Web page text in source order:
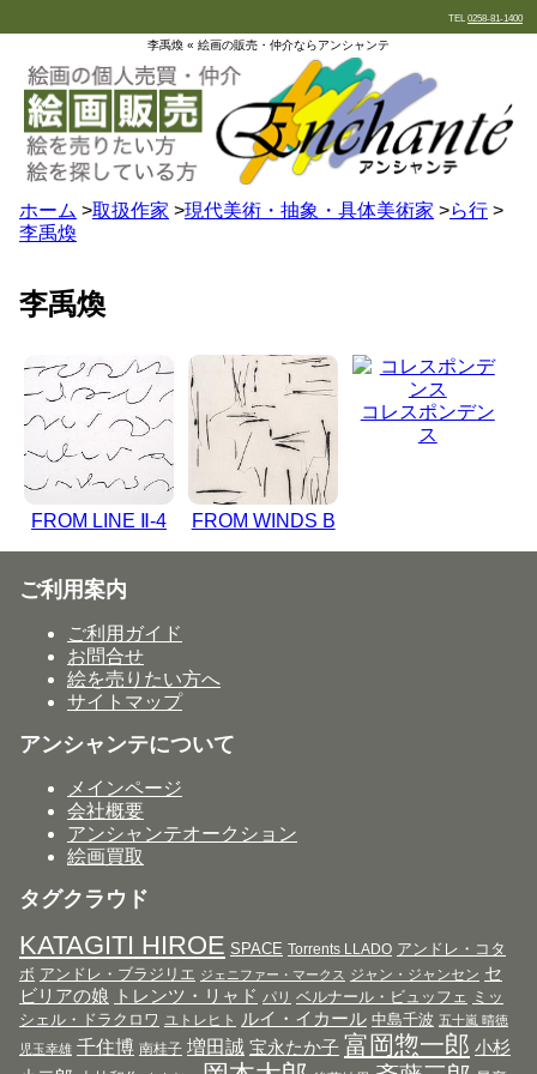
TEL 0258-81-1400
李禹煥 « 絵画の販売・仲介ならアンシャンテ
ホーム >取扱作家 >現代美術・抽象・具体美術家 >ら行 >
李禹煥
李禹煥
FROM LINE Ⅱ-4 FROM WINDS B
コレスポンデン
ス
ご利用案内
ご利用ガイド
お問合せ
絵を売りたい方へ
サイトマップ
アンシャンテについて
メインページ
会社概要
アンシャンテオークション
絵画買取
タグクラウド
KATAGITI HIROE SPACE Torrents LLADO アンドレ・コタ
ボ アンドレ・ブラジリエ ジェニファー・マークス ジャン・ジャンセン セ
ビリアの娘
トレンツ・リャド パリ ベルナール・ビュッフェ ミッ
シェル・ドラクロワ ユトレヒト ルイ・イカール 中島千波 五十嵐 晴徳
児玉幸雄 千住博 南桂子 増田誠 宝永たか子 富岡惣一郎 小杉